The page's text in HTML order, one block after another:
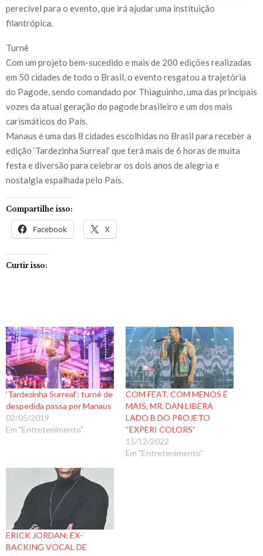
perecível para o evento, que irá ajudar uma instituição
filantrópica.
Turnê
Com um projeto bem-sucedido e mais de 200 edições realizadas
em 50 cidades de todo o Brasil, o evento resgatou a trajetória
do Pagode, sendo comandado por Thiaguinho, uma das principais
vozes da atual geração do pagode brasileiro e um dos mais
carismáticos do País.
Manaus é uma das 8 cidades escolhidas no Brasil para receber a
edição ‘Tardezinha Surreal’ que terá mais de 6 horas de muita
festa e diversão para celebrar os dois anos de alegria e
nostalgia espalhada pelo País.
Compartilhe isso:
Facebook X
Curtir isso:
‘Tardezinha Surreal’: turnê de
despedida passa por Manaus
02/05/2019
Em "Entretenimento"
COM FEAT. COM MENOS É
MAIS, MR. DAN LIBERA
LADO B DO PROJETO
“EXPERI COLORS”
15/12/2022
Em "Entretenimento"
ERICK JORDAN: EX-
BACKING VOCAL DE